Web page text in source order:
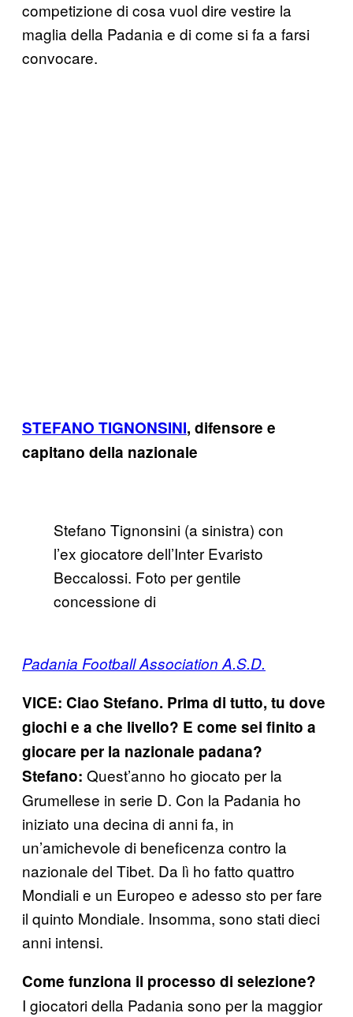
competizione di cosa vuol dire vestire la
maglia della Padania e di come si fa a farsi
convocare.
STEFANO TIGNONSINI, difensore e
capitano della nazionale
Stefano Tignonsini (a sinistra) con
l’ex giocatore dell’Inter Evaristo
Beccalossi. Foto per gentile
concessione di
Padania Football Association A.S.D.
VICE: Ciao Stefano. Prima di tutto, tu dove
giochi e a che livello? E come sei finito a
giocare per la nazionale padana?
Stefano: Quest’anno ho giocato per la
Grumellese in serie D. Con la Padania ho
iniziato una decina di anni fa, in
un’amichevole di beneficenza contro la
nazionale del Tibet. Da lì ho fatto quattro
Mondiali e un Europeo e adesso sto per fare
il quinto Mondiale. Insomma, sono stati dieci
anni intensi.
Come funziona il processo di selezione?
I giocatori della Padania sono per la maggior